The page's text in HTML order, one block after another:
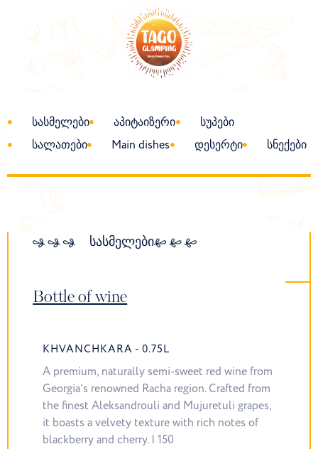
სასმელები აპიტაიზერი
სუპები
სალათები
Main dishes დესერტი სნექები
სასმელები
Bottle of wine
KHVANCHKARA - 0.75L
A premium, naturally semi-sweet red wine from
Georgia’s renowned Racha region. Crafted from
the finest Aleksandrouli and Mujuretuli grapes,
it boasts a velvety texture with rich notes of
blackberry and cherry. | 150